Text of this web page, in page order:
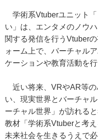
学術系Vtuberユニット「
い」は、エンタメのノウ
関する発信を行うVtuber
ォーム上で、バーチャル
ケーションや教育活動を行
近い将来、VRやAR等の
い、現実世界とバーチャ
ーチャル世界」が訪れる
教材「学術系Vtuberと考え
未来社会を生きるうえで